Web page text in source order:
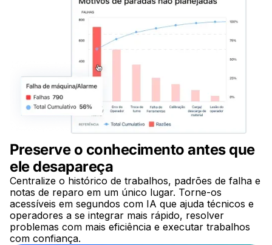
Preserve o conhecimento antes que
ele desapareça
Centralize o histórico de trabalhos, padrões de falha e
notas de reparo em um único lugar. Torne-os
acessíveis em segundos com IA que ajuda técnicos e
operadores a se integrar mais rápido, resolver
problemas com mais eficiência e executar trabalhos
com confiança.